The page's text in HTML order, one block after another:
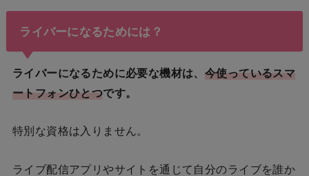
ライバーになるためには？
ライバーになるために必要な機材は、 今使っているスマ
ートフォンひとつです。
特別な資格は入りません。
ライブ配信アプリやサイトを通じて自分のライブを誰か